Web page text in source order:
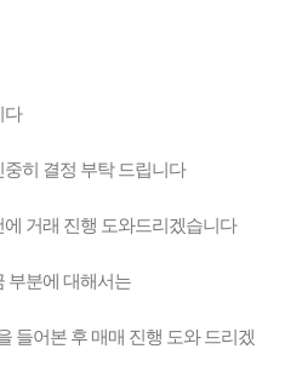
다
히 결정 부탁 드립니다
거래 진행 도와드리겠습니다
부분에 대해서는
들어본 후 매매 진행 도와 드리겠